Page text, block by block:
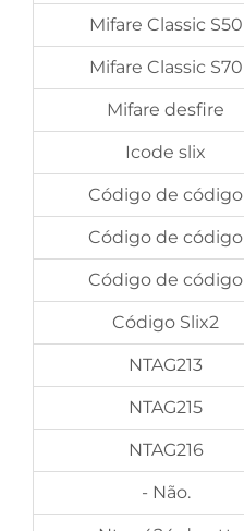
Mifare Classic S50
Mifare Classic S70
Mifare desfire
Icode slix
Código de código
Código de código
Código de código
Código Slix2
NTAG213
NTAG215
NTAG216
- Não.